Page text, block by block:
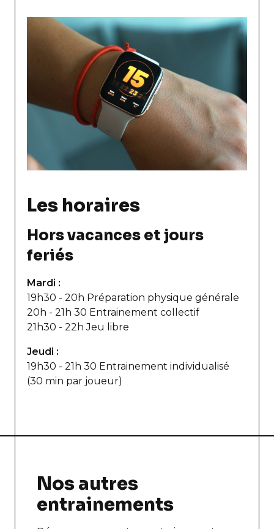
Les horaires
Hors vacances et jours
feriés
Mardi :
19h30 - 20h Préparation physique générale
20h - 21h 30 Entrainement collectif
21h30 - 22h Jeu libre
Jeudi :
19h30 - 21h 30 Entrainement individualisé
(30 min par joueur)
Nos autres
entrainements